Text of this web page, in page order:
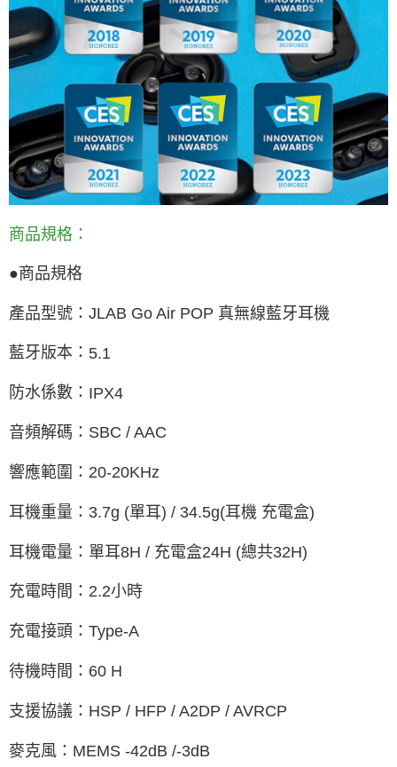
商品規格：
●商品規格
產品型號： JLAB Go Air POP 真無線藍牙耳機
藍牙版本： 5.1
防水係數： IPX4
音頻解碼： SBC / AAC
響應範圍： 20-20KHz
耳機重量： 3.7g (單耳) / 34.5g(耳機 充電盒)
耳機電量：單耳8H / 充電盒24H (總共32H)
充電時間： 2.2小時
充電接頭： Type-A
待機時間： 60 H
支援協議： HSP / HFP / A2DP / AVRCP
麥克風： MEMS -42dB /-3dB